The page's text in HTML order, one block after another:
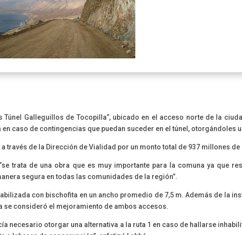
Galleguillos de Tocopilla”, ubicado en el acceso norte de la
caso de contingencias que puedan suceder en el túnel, otorgándoles
través de la Dirección de Vialidad por un monto total de 937 millones de
trata de una obra que es muy importante para la comuna ya que
segura en todas las comunidades de la región”.
con bischofita en un ancho promedio de 7,5 m. Además de la
consideró el mejoramiento de ambos accesos.
necesario otorgar una alternativa a la ruta 1 en caso de hallarse